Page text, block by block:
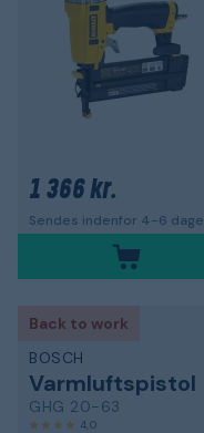
1 366 kr.
Sendes indenfor 4-6 dage
Back to work
BOSCH
Varmluftspistol
GHG 20-63
4,0